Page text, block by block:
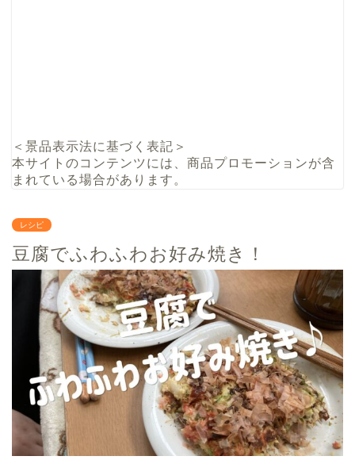
＜景品表示法に基づく表記＞
本サイトのコンテンツには、商品プロモーションが含
まれている場合があります。
レシピ
豆腐でふわふわお好み焼き！